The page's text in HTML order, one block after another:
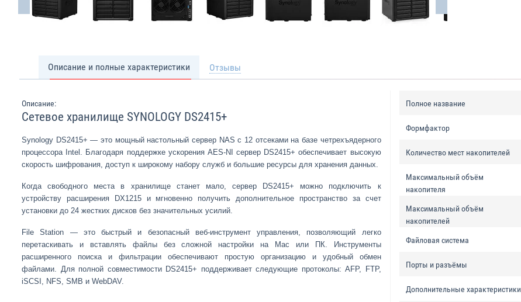
Описание и полные характеристики Отзывы
Описание:
Сетевое хранилище SYNOLOGY DS2415+
Synology DS2415+ — это мощный настольный сервер NAS с 12 отсеками на базе четрехъядерного
процессора Intel. Благодаря поддержке ускорения AES-NI сервер DS2415+ обеспечивает высокую
скорость шифрования, доступ к широкому набору служб и большие ресурсы для хранения данных.
Когда свободного места в хранилище станет мало, сервер DS2415+ можно подключить к
устройству расширения DX1215 и мгновенно получить дополнительное пространство за счет
установки до 24 жестких дисков без значительных усилий.
File Station — это быстрый и безопасный веб-инструмент управления, позволяющий легко
перетаскивать и вставлять файлы без сложной настройки на Mac или ПК. Инструменты
расширенного поиска и фильтрации обеспечивают простую организацию и удобный обмен
файлами. Для полной совместимости DS2415+ поддерживает следующие протоколы: AFP, FTP,
iSCSI, NFS, SMB и WebDAV.
Полное название
Формфактор
Количество мест накопителей
Максимальный объём
накопителя
Максимальный объём
накопителей
Файловая система
Порты и разъёмы
Дополнительные характеристики